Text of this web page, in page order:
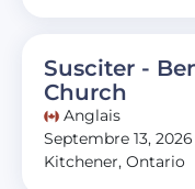
Susciter -
Church
Anglais
Septembre 13,
Kitchener, Ontario